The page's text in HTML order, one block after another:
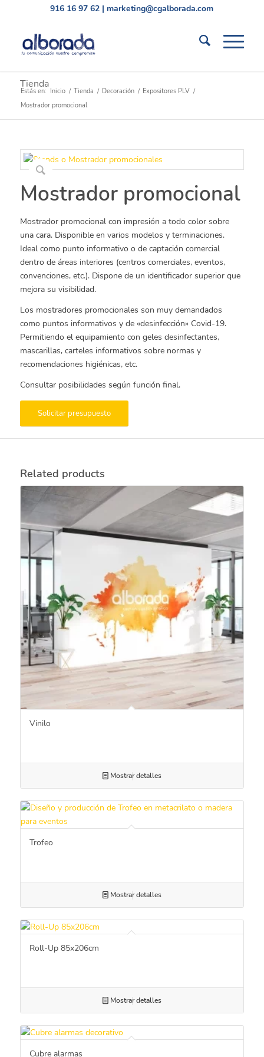
916 16 97 62 | marketing@cgalborada.com
Tienda
Estás en: Inicio / Tienda / Decoración / Expositores PLV /
Mostrador promocional
Mostrador promocional
Mostrador promocional con impresión a todo color sobre
una cara. Disponible en varios modelos y terminaciones.
Ideal como punto informativo o de captación comercial
dentro de áreas interiores (centros comerciales, eventos,
convenciones, etc.). Dispone de un identificador superior que
mejora su visibilidad.
Los mostradores promocionales son muy demandados
como puntos informativos y de «desinfección» Covid-19.
Permitiendo el equipamiento con geles desinfectantes,
mascarillas, carteles informativos sobre normas y
recomendaciones higiénicas, etc.
Consultar posibilidades según función final.
Solicitar presupuesto
Related products
Vinilo
Mostrar detalles
Trofeo
Mostrar detalles
Roll-Up 85x206cm
Mostrar detalles
Cubre alarmas